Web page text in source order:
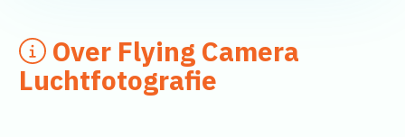
Over Flying Camera
Luchtfotografie